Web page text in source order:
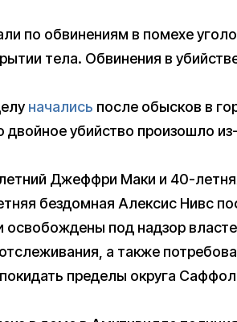
по обвинениям в помехе
тела. Обвинения в
начались после обысков в
убийство произошло
Джеффри Маки и 40-
бездомная Алексис Нивс
освобождены под надзор
а также
пределы округа